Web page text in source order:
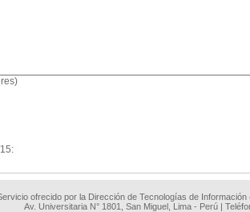
ofrecido por la Dirección de Tecnologías de
Av. Universitaria N° 1801, San Miguel, Lima - Perú |